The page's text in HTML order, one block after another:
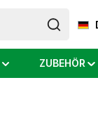
ZUBEHÖR